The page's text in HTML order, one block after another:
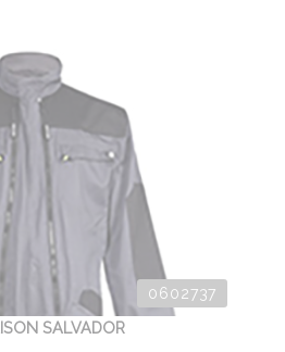
0602737
SALVADOR